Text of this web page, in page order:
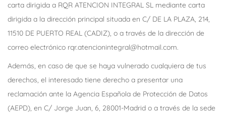
carta dirigida a RQR ATENCION INTEGRAL SL mediante carta
dirigida a la dirección principal situada en C/ DE LA PLAZA, 214,
11510 DE PUERTO REAL (CADIZ), o a través de la dirección de
correo electrónico rqr.atencionintegral@hotmail.com.
Además, en caso de que se haya vulnerado cualquiera de tus
derechos, el interesado tiene derecho a presentar una
reclamación ante la Agencia Española de Protección de Datos
(AEPD), en C/ Jorge Juan, 6, 28001-Madrid o a través de la sede